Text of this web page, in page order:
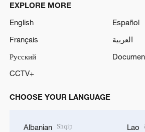
EXPLORE MORE
English
Español
Français
العربية
Русский
CCTV+
CHOOSE YOUR LANGUAGE
Albanian Shqip Lao